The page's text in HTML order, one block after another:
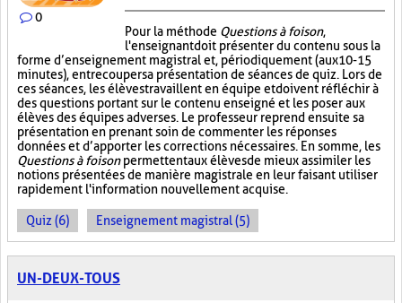
0
Pour la méthode Questions à foison,
l'enseignant doit présenter du contenu sous la
forme d’enseignement magistral et, périodiquement (aux 10-15
minutes), entrecouper sa présentation de séances de quiz. Lors de
ces séances, les élèves travaillent en équipe et doivent réfléchir à
des questions portant sur le contenu enseigné et les poser aux
élèves des équipes adverses. Le professeur reprend ensuite sa
présentation en prenant soin de commenter les réponses
données et d’apporter les corrections nécessaires. En somme, les
Questions à foisonpermettent aux élèves de mieux assimiler les
notions présentées de manière magistrale en leur faisant utiliser
rapidement l'information nouvellement acquise.
Quiz (6) Enseignement magistral (5)
UN-DEUX-TOUS